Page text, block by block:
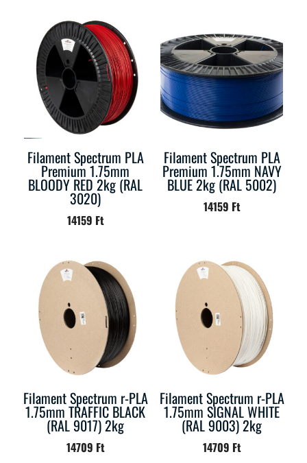
Filament Spectrum PLA
Premium 1.75mm
BLOODY RED 2kg (RAL
3020)
14159 Ft
Filament Spectrum PLA
Premium 1.75mm NAVY
BLUE 2kg (RAL 5002)
14159 Ft
Filament Spectrum r-PLA
1.75mm TRAFFIC BLACK
(RAL 9017) 2kg
14709 Ft
Filament Spectrum r-PLA
1.75mm SIGNAL WHITE
(RAL 9003) 2kg
14709 Ft